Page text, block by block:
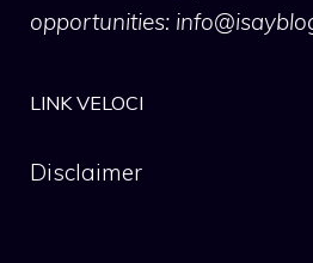
opportunities:
LINK VELOCI
Disclaimer